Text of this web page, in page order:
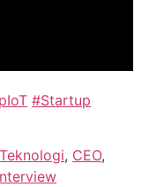
#Startup
, CEO,